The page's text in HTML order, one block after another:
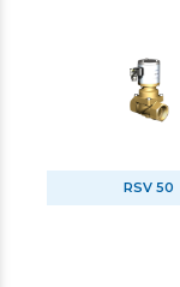
RSV 50